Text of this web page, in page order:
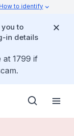
to identify
to
in details
at 1799 if